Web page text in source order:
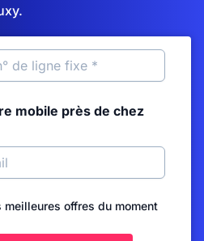
mobile près de chez
meilleures offres du moment